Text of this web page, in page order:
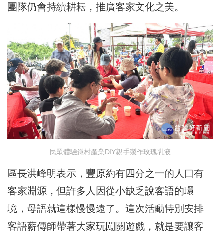
團隊仍會持續耕耘，推廣客家文化之美。
民眾體驗鎌村產業DIY親手製作玫瑰乳液
區長洪峰明表示，豐原約有四分之一的人口有
客家淵源，但許多人因從小缺乏說客語的環
境，母語就這樣慢慢遠了。這次活動特別安排
客語薪傳師帶著大家玩闖關遊戲，就是要讓客